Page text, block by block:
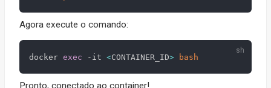
Agora execute o comando:
docker exec -it <CONTAINER_ID> bash